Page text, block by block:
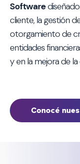
Software
cliente, la gestión
otorgamiento de
entidades
y en la mejora de
Conocé